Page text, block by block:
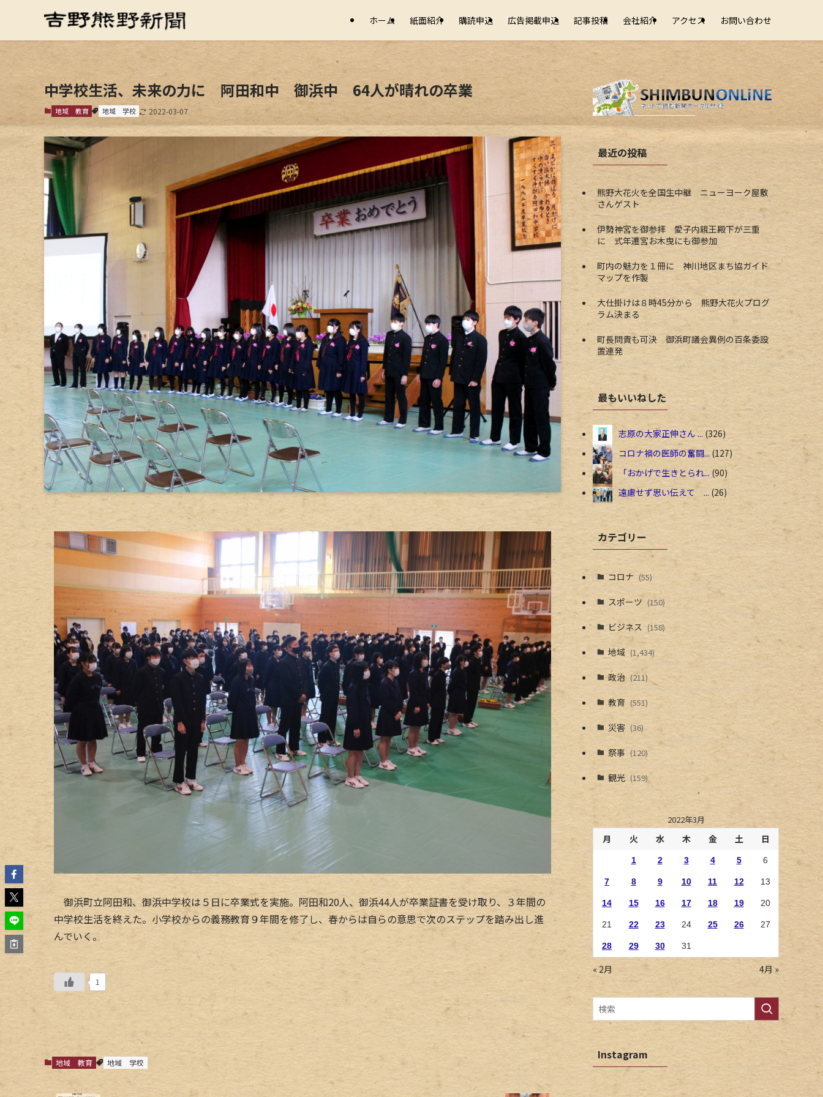
ホーム 紙面紹介 購読申込 広告掲載申込 記事投稿 会社紹介 アクセス お問い合わせ
中学校生活、未来の力に 阿田和中 御浜中 64人が晴れの卒業
地域 教育 地域 学校 2022-03-07
御浜町立阿田和、御浜中学校は５日に卒業式を実施。阿田和20人、御浜44人が卒業証書を受け取り、３年間の
中学校生活を終えた。小学校からの義務教育９年間を修了し、春からは自らの意思で次のステップを踏み出し進
んでいく。
1
地域 教育 地域 学校
最近の投稿
熊野大花火を全国生中継 ニューヨーク屋敷
さんゲスト
伊勢神宮を御参拝 愛子内親王殿下が三重
に 式年遷宮お木曳にも御参加
町内の魅力を１冊に 神川地区まち協ガイド
マップを作製
大仕掛けは８時45分から 熊野大花火プログ
ラム決まる
町長問責も可決 御浜町議会異例の百条委設
置連発
最もいいねした
志原の大家正伸さん ... 326
コロナ禍の医師の奮闘... 127
「おかげで生きとられ... 90
遠慮せず思い伝えて ... 26
カテゴリー
コロナ (55)
スポーツ (150)
ビジネス (158)
地域 (1,434)
政治 (211)
教育 (551)
災害 (36)
祭事 (120)
観光 (159)
2022年3月
月 火 水 木 金 土 日
1 2 3 4 5 6
7 8 9 10 11 12 13
14 15 16 17 18 19 20
21 22 23 24 25 26 27
28 29 30 31
« 2月 4月 »
Instagram